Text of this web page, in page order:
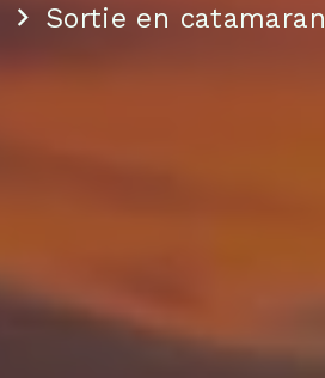
Sortie en catamaran